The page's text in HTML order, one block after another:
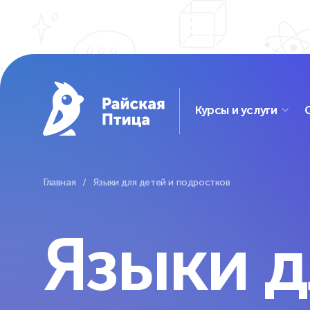
Курсы и услуги
Языки
Главная Языки для детейи подростков
Языки